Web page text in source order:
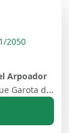
2050
Arpoador
O Hotel Arpoador fica ao lado do famoso Parque Garota de Ipanema e a 100 metros da Praia de Ipanema. Rua Francisco Otaviano, 177 - Copacabana, Ipanema, Rio de Janeiro, CEP 22080-040, Brasil